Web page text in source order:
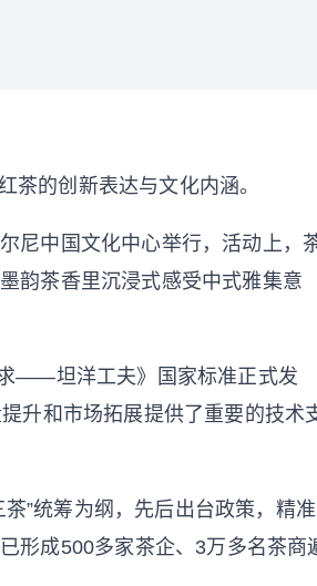
茶的创新表达与文化内涵。
尼中国文化中心举行，活动上，
韵茶香里沉浸式感受中式雅集意
——坦洋工夫》国家标准正式发
升和市场拓展提供了重要的技术
”统筹为纲，先后出台政策，精
形成500多家茶企、3万多名茶商